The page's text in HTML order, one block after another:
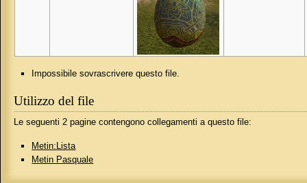
Impossibile sovrascrivere questo file.
Utilizzo del file
Le seguenti 2 pagine contengono collegamenti a questo file:
Metin:Lista
Metin Pasquale